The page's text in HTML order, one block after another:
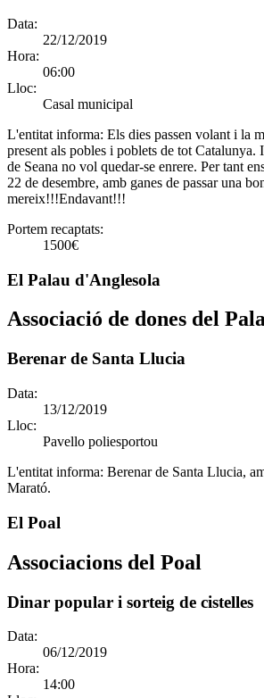
Data:
22/12/2019
Hora:
06:00
Lloc:
Casal municipal
L'entitat informa: Els dies passen volant i la
present als pobles i poblets de tot Catalunya.
de Seana no vol quedar-se enrere. Per tant
22 de desembre, amb ganes de passar una
mereix!!!Endavant!!!
Portem recaptats:
1500€
El Palau d'Anglesola
Associació de dones del
Berenar de Santa Llucia
Data:
13/12/2019
Lloc:
Pavello poliesportou
L'entitat informa: Berenar de Santa Llucia,
Marató.
El Poal
Associacions del Poal
Dinar popular i sorteig de cistelles
Data:
06/12/2019
Hora:
14:00